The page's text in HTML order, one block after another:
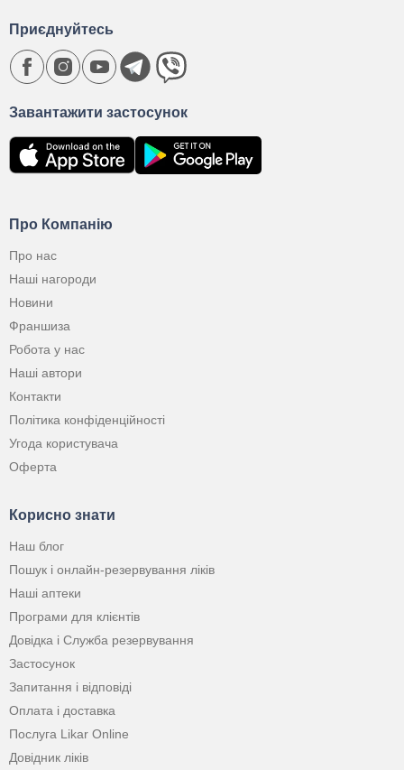
Про Компанію
Про нас
Наші нагороди
Новини
Франшиза
Робота у нас
Наші автори
Контакти
Політика конфіденційності
Угода користувача
Оферта
Корисно знати
Наш блог
Пошук і онлайн-резервування ліків
Наші аптеки
Програми для клієнтів
Довідка і Служба резервування
Застосунок
Запитання і відповіді
Оплата і доставка
Послуга Likar Online
Довідник ліків
Завантажити застосунок
Приєднуйтесь